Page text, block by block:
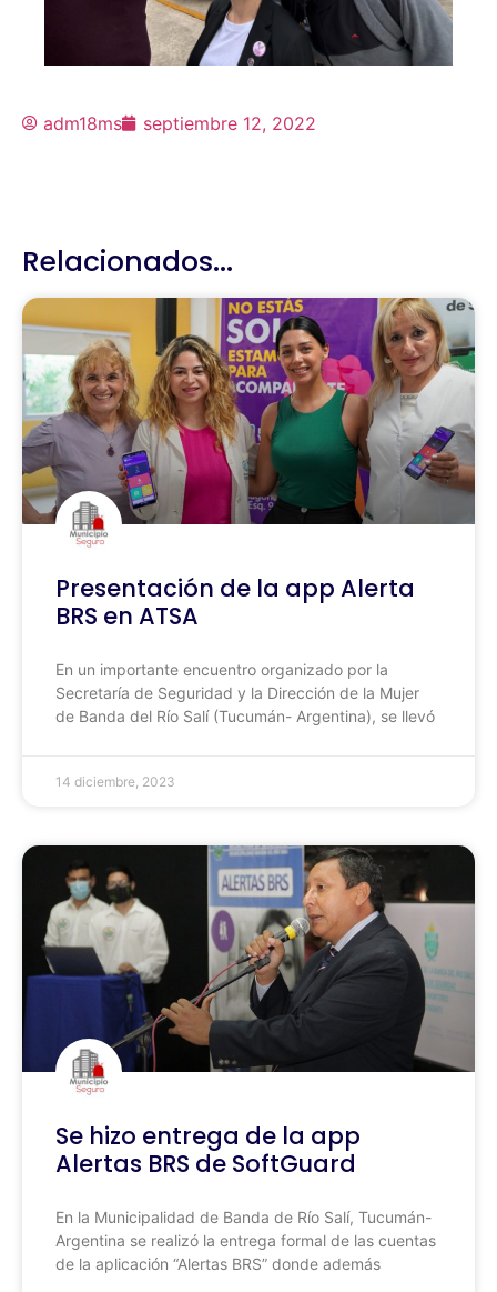
adm18ms septiembre 12, 2022
Relacionados...
Presentación de la app Alerta
BRS en ATSA
En un importante encuentro organizado por la
Secretaría de Seguridad y la Dirección de la Mujer
de Banda del Río Salí (Tucumán- Argentina), se llevó
14 diciembre, 2023
Se hizo entrega de la app
Alertas BRS de SoftGuard
En la Municipalidad de Banda de Río Salí, Tucumán-
Argentina se realizó la entrega formal de las cuentas
de la aplicación “Alertas BRS” donde además